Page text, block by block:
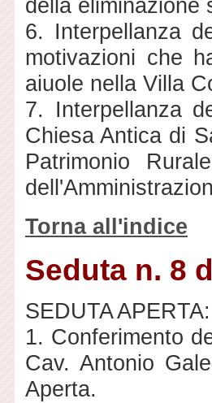
della eliminazione
6. Interpellanza
motivazioni che
aiuole nella Villa
7. Interpellanza
Chiesa Antica di
Patrimonio
Torna all'indice
Seduta n. 8
SEDUTA APERTA:
1. Conferimento
Cav. Antonio
Aperta.